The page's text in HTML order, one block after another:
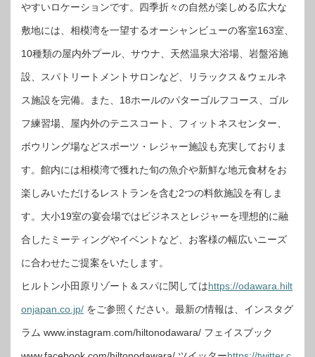
やすいロケーションです。四季折々の自然が楽しめる広大な
敷地には、相模湾を一望するオーシャンビューの客室163室、
10種類の屋内外プール、サウナ、天然温泉大浴場、岩盤浴施
設、スパトリートメントサロンなど、リラックス＆ウェルネ
ス施設を完備。また、18ホールのパターゴルフコース、ゴル
フ練習場、屋内外のテニスコート、フィットネスセンター、
ボウリング場などスポーツ・レジャー施設も充実しておりま
す。館内には相模湾で獲れた旬の魚介や新鮮な地元食材をお
楽しみいただけるレストランを含む2つの料飲施設を有しま
す。大小19室の宴会場ではビジネスとレジャーを理想的に融
合したミーティングやイベントなど、お客様の幅広いニーズ
に合わせたご提案をいたします。
ヒルトン小田原リゾート＆スパに関してはhttps://odawara.hilt
onjapan.co.jp/ をご参照ください。最新の情報は、インスタグ
ラム www.instagram.com/hiltonodawara/ フェイスブック